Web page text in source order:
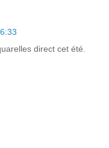
direct cet été.